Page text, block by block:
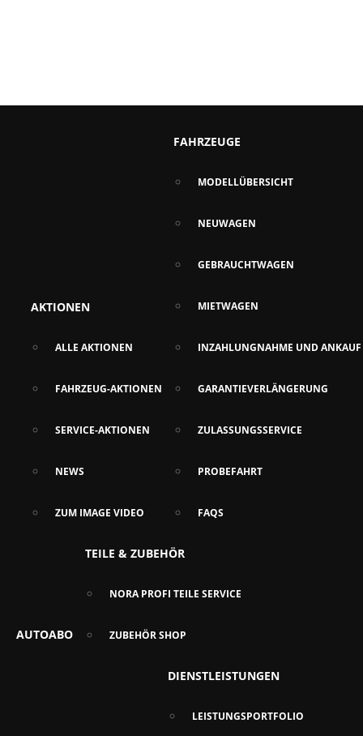
AKTIONEN
ALLE AKTIONEN
FAHRZEUG-AKTIONEN
SERVICE-AKTIONEN
NEWS
ZUM IMAGE VIDEO
FAHRZEUGE
MODELLÜBERSICHT
NEUWAGEN
GEBRAUCHTWAGEN
MIETWAGEN
INZAHLUNGNAHME UND ANKAUF
GARANTIEVERLÄNGERUNG
ZULASSUNGSSERVICE
PROBEFAHRT
FAQS
AUTOABO
TEILE & ZUBEHÖR
NORA PROFI TEILE SERVICE
ZUBEHÖR SHOP
DIENSTLEISTUNGEN
LEISTUNGSPORTFOLIO